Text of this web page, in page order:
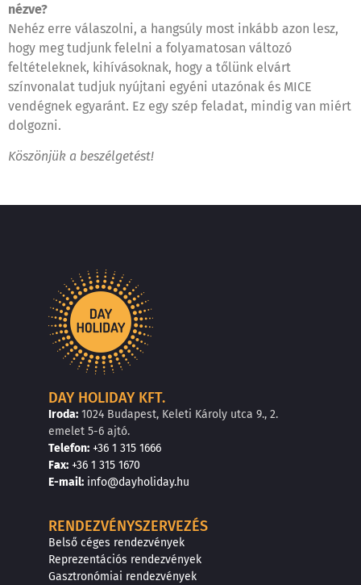
nézve?
Nehéz erre válaszolni, a hangsúly most inkább azon lesz,
hogy meg tudjunk felelni a folyamatosan változó
feltételeknek, kihívásoknak, hogy a tőlünk elvárt
színvonalat tudjuk nyújtani egyéni utazónak és MICE
vendégnek egyaránt. Ez egy szép feladat, mindig van miért
dolgozni.
Köszönjük a beszélgetést!
DAY HOLIDAY KFT.
Iroda: 1024 Budapest, Keleti Károly utca 9., 2.
emelet 5-6 ajtó.
Telefon: +36 1 315 1666
Fax: +36 1 315 1670
E-mail: info@dayholiday.hu
RENDEZVÉNYSZERVEZÉS
Belső céges rendezvények
Reprezentációs rendezvények
Gasztronómiai rendezvények